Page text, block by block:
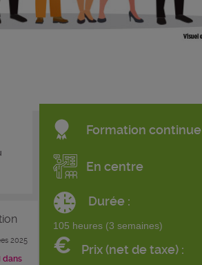
2025
dans
Formation continue
En centre
Durée :
105 heures (3 semaines)
€ Prix (net de taxe) :